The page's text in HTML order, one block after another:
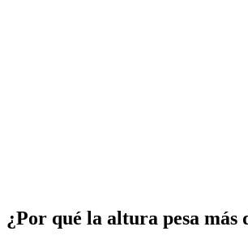
¿Por qué la altura pesa más